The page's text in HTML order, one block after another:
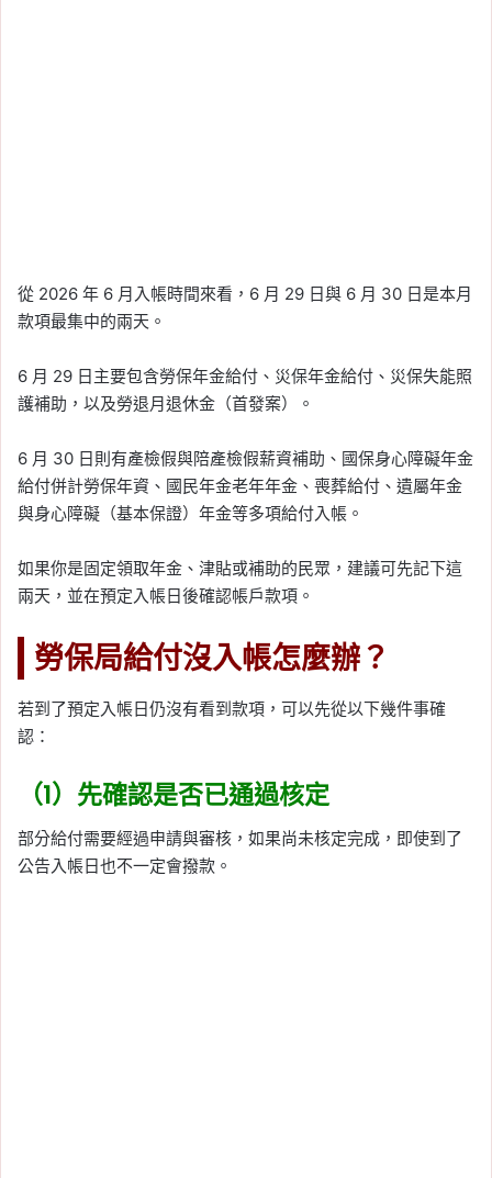
從 2026 年 6 月入帳時間來看，6 月 29 日與 6 月 30 日是本月
款項最集中的兩天。
6 月 29 日主要包含勞保年金給付、災保年金給付、災保失能照
護補助，以及勞退月退休金（首發案）。
6 月 30 日則有產檢假與陪產檢假薪資補助、國保身心障礙年金
給付併計勞保年資、國民年金老年年金、喪葬給付、遺屬年金
與身心障礙（基本保證）年金等多項給付入帳。
如果你是固定領取年金、津貼或補助的民眾，建議可先記下這
兩天，並在預定入帳日後確認帳戶款項。
勞保局給付沒入帳怎麼辦？
若到了預定入帳日仍沒有看到款項，可以先從以下幾件事確
認：
（1）先確認是否已通過核定
部分給付需要經過申請與審核，如果尚未核定完成，即使到了
公告入帳日也不一定會撥款。